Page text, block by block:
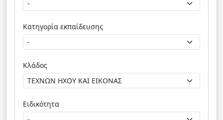
Κατηγορία εκπαίδευσης
Κλάδος
Ειδικότητα